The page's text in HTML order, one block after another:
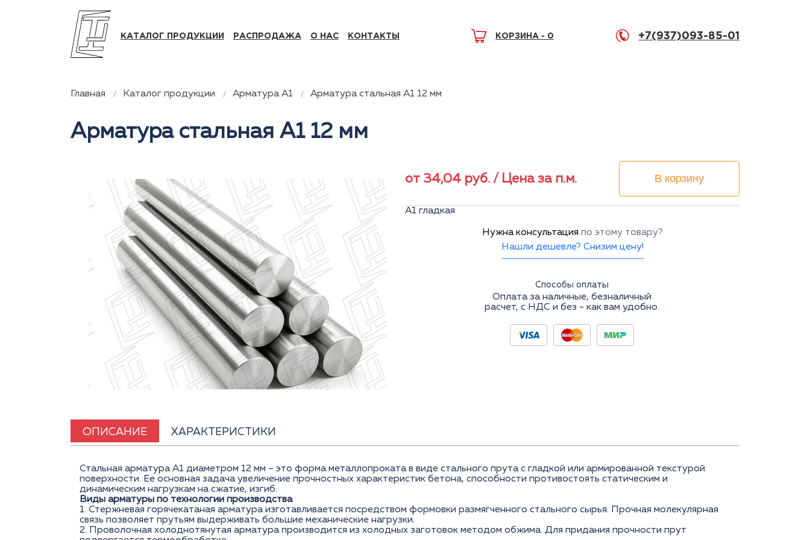
КАТАЛОГ ПРОДУКЦИИ РАСПРОДАЖА О НАС КОНТАКТЫ КОРЗИНА - 0 +7(937)093-85-01
Главная Каталог продукции Арматура А1 Арматура стальная А1 12 мм
Арматура стальная А1 12 мм
от 34,04 руб. / Цена за п.м. В корзину
А1 гладкая
Нужна консультация по этому товару?
Нашли дешевле? Снизим цену!
Способы оплаты
Оплата за наличные, безналичный
расчет, с НДС и без - как вам удобно.
ОПИСАНИЕ ХАРАКТЕРИСТИКИ
Стальная арматура А1 диаметром 12 мм – это форма металлопроката в виде стального прута с гладкой или армированной текстурой
поверхности. Ее основная задача увеличение прочностных характеристик бетона, способности противостоять статическим и
динамическим нагрузкам на сжатие, изгиб.
Виды арматуры по технологии производства
1. Стержневая горячекатаная арматура изготавливается посредством формовки размягченного стального сырья. Прочная молекулярная
связь позволяет прутьям выдерживать большие механические нагрузки.
2. Проволочная холоднотянутая арматура производится из холодных заготовок методом обжима. Для придания прочности прут